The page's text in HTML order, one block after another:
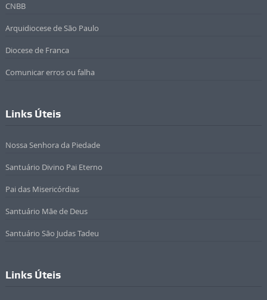
CNBB
Arquidiocese de São Paulo
Diocese de Franca
Comunicar erros ou falha
Links Úteis
Nossa Senhora da Piedade
Santuário Divino Pai Eterno
Pai das Misericórdias
Santuário Mãe de Deus
Santuário São Judas Tadeu
Links Úteis